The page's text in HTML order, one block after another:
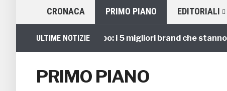
CRONACA PRIMO PIANO EDITORIALI
ULTIME NOTIZIE
Viaggi di Gruppo: i 5 migliori brand che stanno
PRIMO PIANO